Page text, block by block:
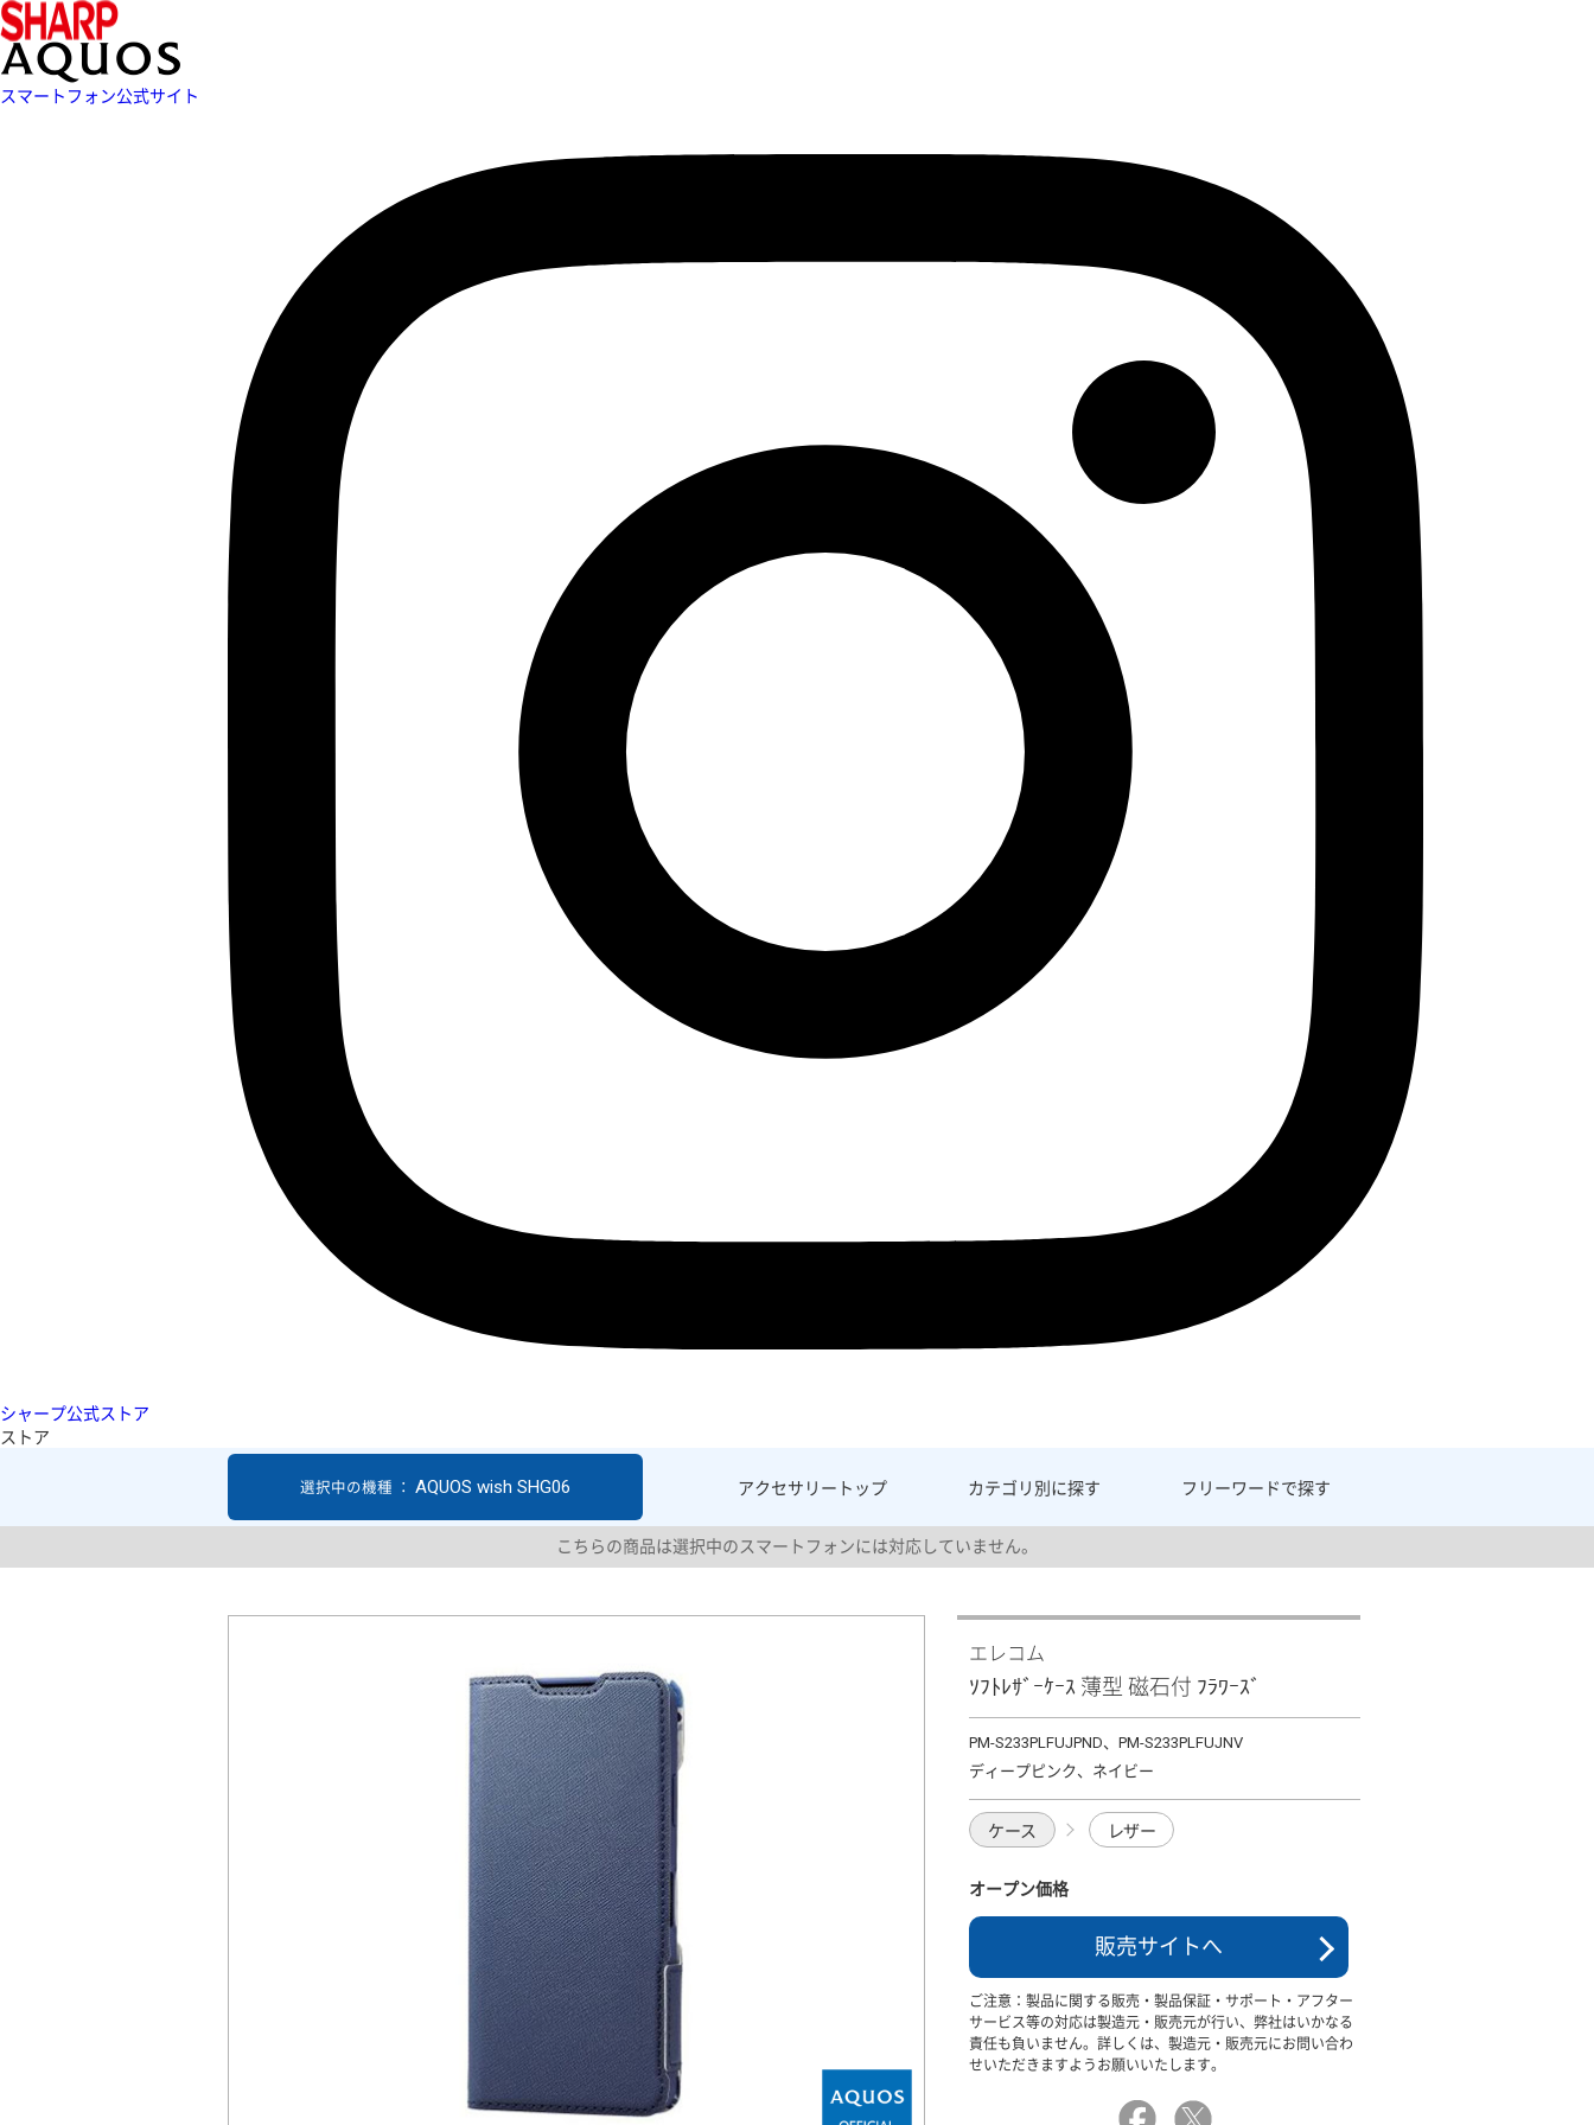
スマートフォン公式サイト
シャープ公式ストア
ストア
アクセサリー トップ カテゴリ別に探す フリーワードで探す
選択中の機種 ： AQUOS wish SHG06
こちらの商品は選択中のスマートフォンには対応していません。
エレコム
ｿﾌﾄﾚｻﾞｰｹｰｽ 薄型 磁石付 ﾌﾗﾜｰｽﾞ
PM-S233PLFUJPND、PM-S233PLFUJNV
ディープピンク、ネイビー
ケース レザー
オープン価格
販売サイトへ
ご注意：製品に関する販売・製品保証・サポート・アフター
サービス等の対応は製造元・販売元が行い、弊社はいかなる
責任も負いません。詳しくは、製造元・販売元にお問い合わ
せいただきますようお願いいたします。